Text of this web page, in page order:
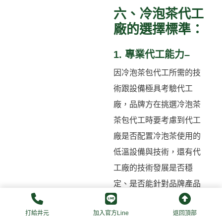
六、冷泡茶代工
廠的選擇標準：
1. 專業代工能力–
因冷泡茶包代工所需的技
術跟設備極具考驗代工
廠，品牌方在挑選冷泡茶
茶包代工時要考慮到代工
廠是否配置冷泡茶使用的
低溫設備與技術，還有代
工廠的技術發展是否穩
定、是否能針對品牌產品
需求做出客製化配方設
計、以及可否支援包裝設
打給井元 加入官方Line 返回頂部